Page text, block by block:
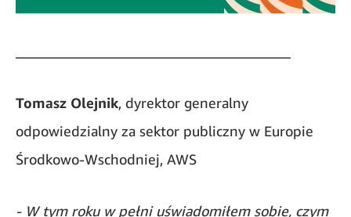
Tomasz Olejnik, dyrektor generalny
odpowiedzialny za sektor publiczny w Europie
Środkowo-Wschodniej, AWS
- W tym roku w pełni uświadomiłem sobie, czym